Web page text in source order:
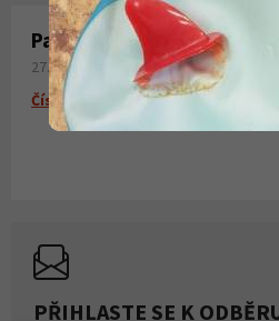
Paddleboardy Viking nově
27. 06. 2026
Číst více
PŘIHLASTE SE K